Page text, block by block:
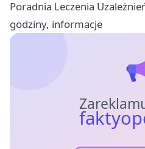
Poradnia Leczenia
godziny, informacje